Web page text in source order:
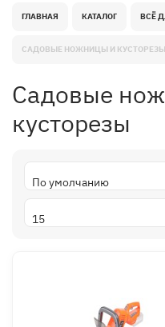
ГЛАВНАЯ КАТАЛОГ ВСЁ
САДОВЫЕ НОЖНИЦЫ И КУСТОРЕЗЫ
Садовые
кусторезы